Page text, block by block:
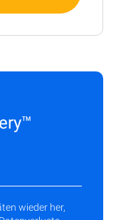
wieder her,